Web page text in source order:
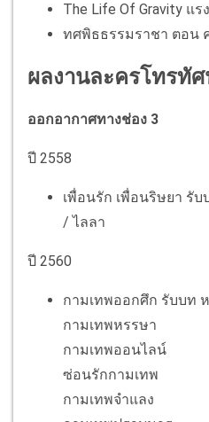
The Life Of Gravity แ
ทศพิธธรรมราชา ตอน
ผลงานละครโทรทั
ออกอากาศทางช่อง 3
ปี 2558
เพื่อนรัก เพื่อนริษยา รั
/ ไลลา
ปี 2560
กามเทพออกศึก รับบท
กามเทพหรรษา
กามเทพออนไลน์
ซ่อนรักกามเทพ
กามเทพจำแลง